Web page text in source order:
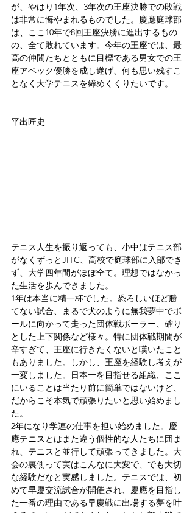
が、やはり1年次、3年次の王座決勝での敗戦
は非常に悔やまれるものでした。慶應庭球部
は、ここ10年で8回王座決勝に進出するもの
の、全て敗れています。今年の王座では、最
高の仲間たちとともに目標である男女での王
座アベック優勝を成し遂げ、何も思い残すこ
となく大学テニスを締めくくりたいです。
平出匠史
テニス人生を振り返っても、小中はテニス部
がなくずっとJITC、高校で庭球部に入部でき
ず、大学四年間がほぼ全て。理想ではなかっ
た生活を歩んできました。
1年は本当に精一杯でした。恐ろしいほど勝
てない試合、まるで犬のように無我夢中でボ
ールに向かって走った団体戦ボーラー、確り
とした上下関係など様々。特に団体戦期間が
辛すぎて、王座に行きたくないと嘆いたこと
もありました。しかし、王座を経験し考えが
一変しました。日本一を目指せる組織、ここ
にいることは当たり前に簡単ではないけど、
だからこそ本気で頑張りたいと思い始めまし
た。
2年になり学連の仕事を担い始めました。慶
應テニスとはまた違う個性的な人たちに囲ま
れ、テニスと並行して頑張ってきました。大
会の裏側って実はこんなに大変で、でも大切
な経験だなと実感しました。テニスでは、初
めて早慶交流試合が開催され、慶應を目指し
た一番の理由である早慶戦に出場する夢を叶